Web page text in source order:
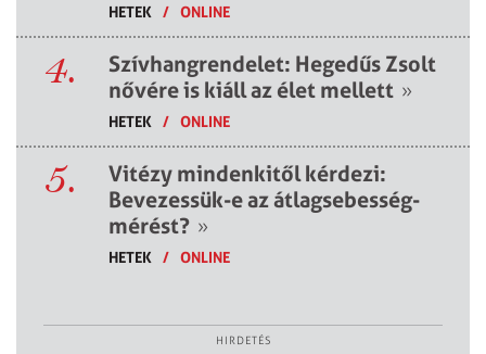
HETEK / ONLINE
4.
Szívhangrendelet: Hegedűs Zsolt
nővére is kiáll az élet mellett »
HETEK / ONLINE
5.
Vitézy mindenkitől kérdezi:
Bevezessük-e az átlagsebesség-
mérést? »
HETEK / ONLINE
HIRDETÉS